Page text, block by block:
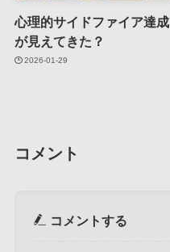
心理的サイドファイア達成
が見えてきた？
2026-01-29
コメント
コメントする